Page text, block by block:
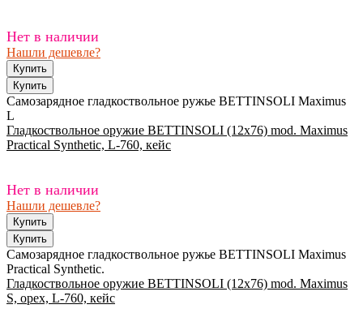
Нет в наличии
Нашли дешевле?
Самозарядное гладкоствольное ружье BETTINSOLI Maximus
L
Гладкоствольное оружие BETTINSOLI (12x76) mod. Maximus
Practical Synthetic, L-760, кейс
Нет в наличии
Нашли дешевле?
Самозарядное гладкоствольное ружье BETTINSOLI Maximus
Practical Synthetic.
Гладкоствольное оружие BETTINSOLI (12x76) mod. Maximus
S, орех, L-760, кейс